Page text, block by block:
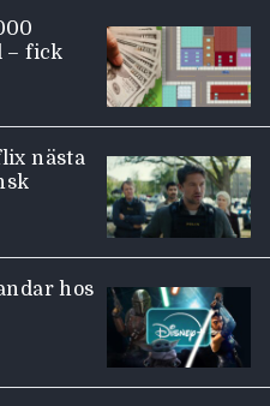
– fick
nästa
hos